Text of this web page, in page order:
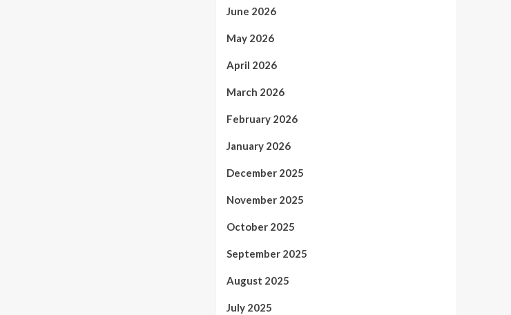
June 2026
May 2026
April 2026
March 2026
February 2026
January 2026
December 2025
November 2025
October 2025
September 2025
August 2025
July 2025